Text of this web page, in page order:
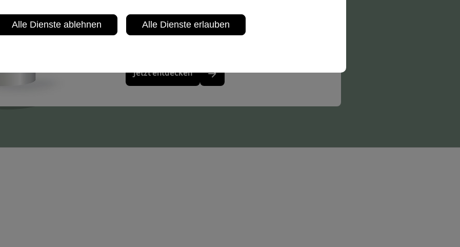
Jetzt entdecken
Alle Dienste ablehnen Alle Dienste erlauben